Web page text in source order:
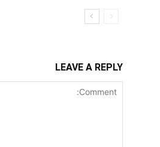
LEAVE A REPLY